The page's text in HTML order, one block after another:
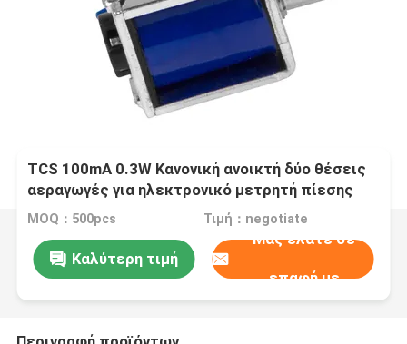
TCS 100mA 0.3W Κανονική ανοικτή δύο θέσεις
αεραγωγές για ηλεκτρονικό μετρητή πίεσης
αίματος
MOQ：500pcs Τιμή：negotiate
Καλύτερη τιμή
Μας ελάτε σε
επαφή με